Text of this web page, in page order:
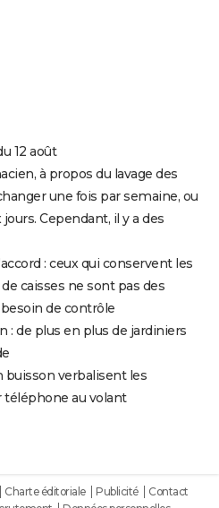
12 août
à propos du lavage des
une fois par semaine, ou
Cependant, il y a des
: ceux qui conservent les
caisses ne sont pas des
de contrôle
: de plus en plus de jardiniers
buisson verbalisent les
au volant
Charte éditoriale Publicité
Contact